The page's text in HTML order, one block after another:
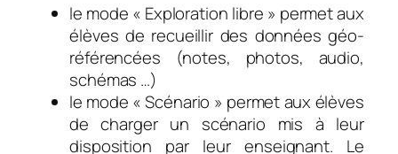
le mode « Exploration libre » permet aux
élèves de recueillir des données géo-
référencées (notes, photos, audio,
schémas …)
le mode « Scénario » permet aux élèves
de charger un scénario mis à leur
disposition par leur enseignant. Le